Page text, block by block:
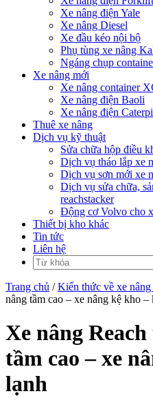
Xe nâng điện Yale
Xe nâng Diesel
Xe đầu kéo nội bộ
Phụ tùng xe nâng
Ngáng chụp
Xe nâng mới
Xe nâng container
Xe nâng điện Baoli
Xe nâng điện
Thuê xe nâng
Dịch vụ kỹ thuật
Sửa chữa hộp điều
Dịch vụ tháo lắp xe
Dịch vụ sơn mới xe
Dịch vụ sửa chữa,
reachstacker
Động cơ Volvo cho
Thiết bị kho khác
Tin tức
Liên hệ
Trang chủ /Kiến thức về xe nâng
nâng tầm cao – xe nâng kệ kho –
Xe nâng
tầm cao – xe
lạnh